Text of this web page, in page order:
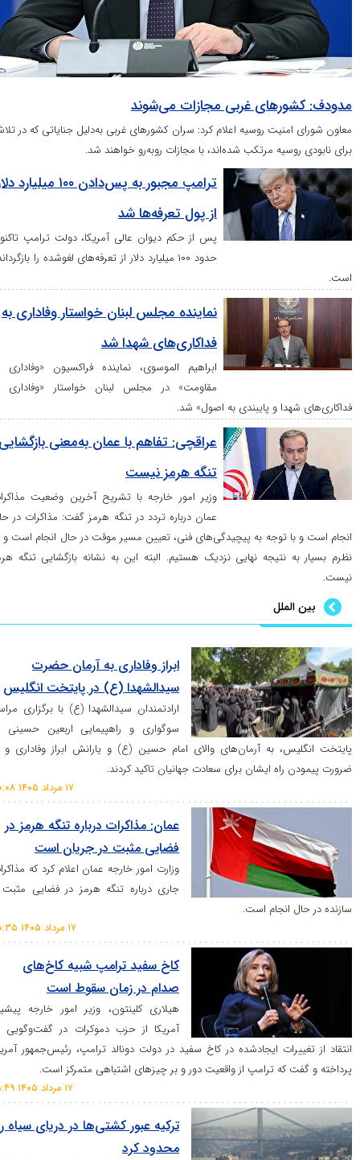
غربی مجازات می‌شوند
روسیه اعلام کرد: سران کشور‌های غربی به‌دلیل جنایاتی که در تلاش
مرتکب شده‌اند، با مجازات روبه‌رو خواهند شد.
ترامپ مجبور به پس‌دادن ۱۰۰ میلیارد دلار
از پول تعرفه‌ها شد
پس از حکم دیوان عالی آمریکا، دولت ترامپ تاکنون
حدود ۱۰۰ میلیارد دلار از تعرفه‌های لغوشده را بازگردانده
نماینده مجلس لبنان خواستار وفاداری به
فداکاری‌های شهدا شد
ابراهیم الموسوی، نماینده فراکسیون «وفاداری به
مقاومت» در مجلس لبنان خواستار «وفاداری به
و پایبندی به اصول» شد.
عراقچی: تفاهم با عمان به‌معنی بازگشایی
تنگه هرمز نیست
وزیر امور خارجه با تشریح آخرین وضعیت مذاکرات
عمان درباره تردد در تنگه هرمز گفت: مذاکرات در حال
توجه به پیچیدگی‌های فنی، تعیین مسیر موقت در حال انجام است و به
نهایی نزدیک هستیم. البته این به نشانه بازگشایی تنگه هرمز
ابراز وفاداری به آرمان حضرت
سیدالشهدا (ع) در پایتخت انگلیس
ارادتمندان سیدالشهدا (ع) با برگزاری مراسم
سوگواری و راهپیمایی اربعین حسینی در
به آرمان‌های والای امام حسین (ع) و یارانش ابراز وفاداری و بر
ایشان برای سعادت جهانیان تاکید کردند.
عمان: مذاکرات درباره تنگه هرمز در
فضایی مثبت در جریان است
وزارت امور خارجه عمان اعلام کرد که مذاکرات
جاری درباره تنگه هرمز در فضایی مثبت و
است.
کاخ سفید ترامپ شبیه کاخ‌های
صدام در زمان سقوط است
هیلاری کلینتون، وزیر امور خارجه پیشین
آمریکا از حزب دموکرات در گفت‌وگویی به
ایجادشده در کاخ سفید در دولت دونالد ترامپ، رئیس‌جمهور آمریکا
ترامپ از واقعیت دور و بر چیز‌های اشتباهی متمرکز است.
ترکیه عبور کشتی‌ها در دریای سیاه را
محدود کرد